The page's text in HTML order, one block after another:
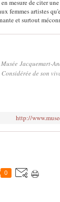
mesure de citer
femmes artistes
et surtout
Jacquemart-
de son
http://
0